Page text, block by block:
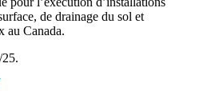
de drainage du sol et
au Canada.